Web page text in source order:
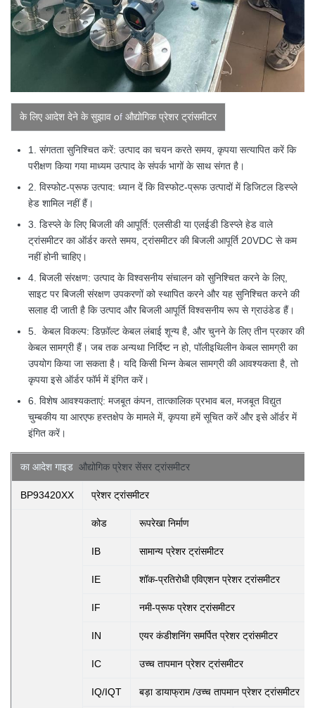
के लिए आदेश देने के सुझाव of औद्योगिक प्रेशर ट्रांसमीटर
1. संगतता सुनिश्चित करें: उत्पाद का चयन करते समय, कृपया सत्यापित करें कि
परीक्षण किया गया माध्यम उत्पाद के संपर्क भागों के साथ संगत है।
2. विस्फोट-प्रूफ उत्पाद: ध्यान दें कि विस्फोट-प्रूफ उत्पादों में डिजिटल डिस्प्ले
हेड शामिल नहीं हैं।
3. डिस्प्ले के लिए बिजली की आपूर्ति: एलसीडी या एलईडी डिस्प्ले हेड वाले
ट्रांसमीटर का ऑर्डर करते समय, ट्रांसमीटर की बिजली आपूर्ति 20VDC से कम
नहीं होनी चाहिए।
4. बिजली संरक्षण: उत्पाद के विश्वसनीय संचालन को सुनिश्चित करने के लिए,
साइट पर बिजली संरक्षण उपकरणों को स्थापित करने और यह सुनिश्चित करने की
सलाह दी जाती है कि उत्पाद और बिजली आपूर्ति विश्वसनीय रूप से ग्राउंडेड हैं।
5. केबल विकल्प: डिफ़ॉल्ट केबल लंबाई शून्य है, और चुनने के लिए तीन प्रकार की
केबल सामग्री हैं। जब तक अन्यथा निर्दिष्ट न हो, पॉलीइथिलीन केबल सामग्री का
उपयोग किया जा सकता है। यदि किसी भिन्न केबल सामग्री की आवश्यकता है, तो
कृपया इसे ऑर्डर फॉर्म में इंगित करें।
6. विशेष आवश्यकताएं: मजबूत कंपन, तात्कालिक प्रभाव बल, मजबूत विद्युत
चुम्बकीय या आरएफ हस्तक्षेप के मामले में, कृपया हमें सूचित करें और इसे ऑर्डर में
इंगित करें।
का आदेश गाइड औद्योगिक प्रेशर सेंसर ट्रांसमीटर
BP93420XX प्रेशर ट्रांसमीटर
कोड रूपरेखा निर्माण
IB सामान्य प्रेशर ट्रांसमीटर
IE शॉक-प्रतिरोधी एविएशन प्रेशर ट्रांसमीटर
IF नमी-प्रूफ प्रेशर ट्रांसमीटर
IN एयर कंडीशनिंग समर्पित प्रेशर ट्रांसमीटर
IC उच्च तापमान प्रेशर ट्रांसमीटर
IQ/IQT बड़ा डायाफ्राम /उच्च तापमान प्रेशर ट्रांसमीटर